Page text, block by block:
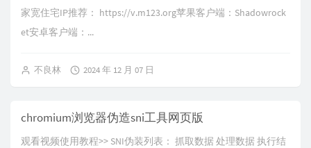
家宽住宅IP推荐： https://v.m123.org苹果客户端：Shadowrock
et安卓客户端：...
不良林 2024 年 12 月 07 日
chromium浏览器伪造sni工具网页版
观看视频使用教程>> SNI伪装列表： 抓取数据 处理数据 执行结